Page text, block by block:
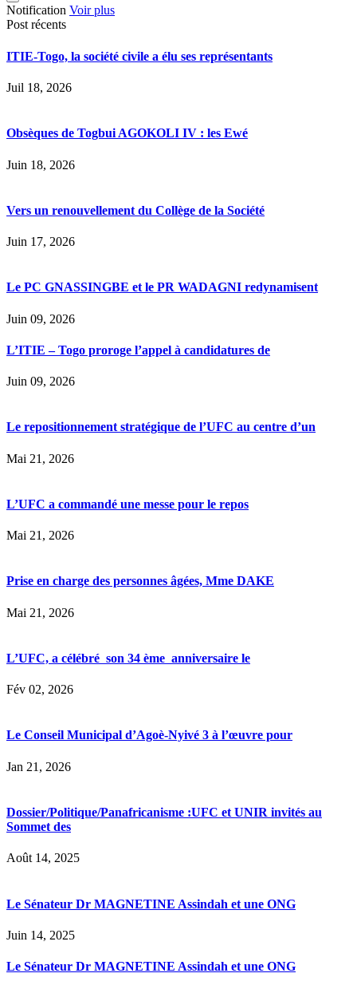
Notification Voir plus
Post récents
ITIE-Togo, la société civile a élu ses représentants
Juil 18, 2026
Obsèques de Togbui AGOKOLI IV : les Ewé
Juin 18, 2026
Vers un renouvellement du Collège de la Société
Juin 17, 2026
Le PC GNASSINGBE et le PR WADAGNI redynamisent
Juin 09, 2026
L’ITIE – Togo proroge l’appel à candidatures de
Juin 09, 2026
Le repositionnement stratégique de l’UFC au centre d’un
Mai 21, 2026
L’UFC a commandé une messe pour le repos
Mai 21, 2026
Prise en charge des personnes âgées, Mme DAKE
Mai 21, 2026
L’UFC, a célébré son 34 ème anniversaire le
Fév 02, 2026
Le Conseil Municipal d’Agoè-Nyivé 3 à l’œuvre pour
Jan 21, 2026
Dossier/Politique/Panafricanisme :UFC et UNIR invités au
Sommet des
Août 14, 2025
Le Sénateur Dr MAGNETINE Assindah et une ONG
Juin 14, 2025
Le Sénateur Dr MAGNETINE Assindah et une ONG